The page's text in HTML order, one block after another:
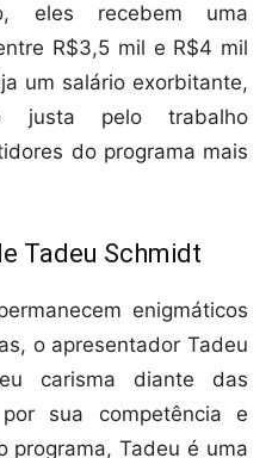
eles recebem uma
R$3,5 mil e R$4 mil
um salário exorbitante,
justa pelo trabalho
do programa mais
Tadeu Schmidt
enigmáticos
o apresentador Tadeu
carisma diante das
sua competência e
programa, Tadeu é uma